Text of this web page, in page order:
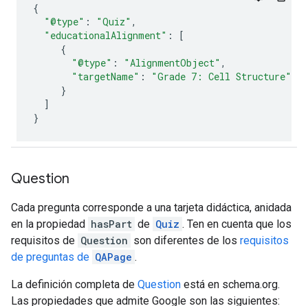
{
"@type" : "Quiz" ,
"educationalAlignment" :
[
{
"@type" : "AlignmentObject" ,
"targetName" :
"Grade 7: Cell Structure"
}
]
}
Question
Cada pregunta corresponde a una tarjeta didáctica, anidada
en la propiedad hasPart de Quiz . Ten en cuenta que los
requisitos de Question son diferentes de los requisitos
de preguntas de QAPage .
La definición completa de Question está en schema.org.
Las propiedades que admite Google son las siguientes: